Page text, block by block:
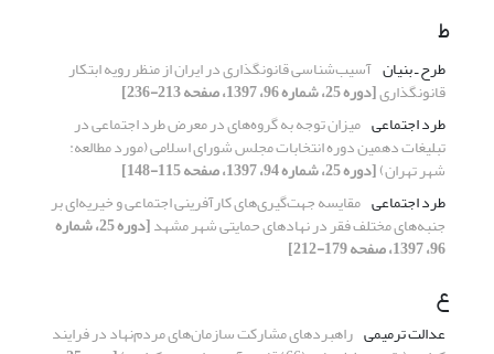
ط
طرح ـ بنیان آسیب‌شناسی قانونگذاری در ایران از منظر رویه‌ ابتکار
قانونگذاری[دوره 25، شماره 96، 1397، صفحه 213-236]
طرد اجتماعی میزان توجه به گروه‌های در معرض طرد اجتماعی در
تبلیغات دهمین دوره انتخابات مجلس شورای اسلامی (مورد مطالعه:
شهر تهران)[دوره 25، شماره 94، 1397، صفحه 115-148]
طرد اجتماعی مقایسه جهت‌گیری‌های کارآفرینی اجتماعی و خیریه‌ای بر
جنبه‌های مختلف فقر در نهادهای حمایتی شهر مشهد [دوره 25، شماره
96، 1397، صفحه 179-212]
ع
عدالت ترمیمی راهبردهای مشارکت سازمان‌های مردم‌نهاد در فرایند